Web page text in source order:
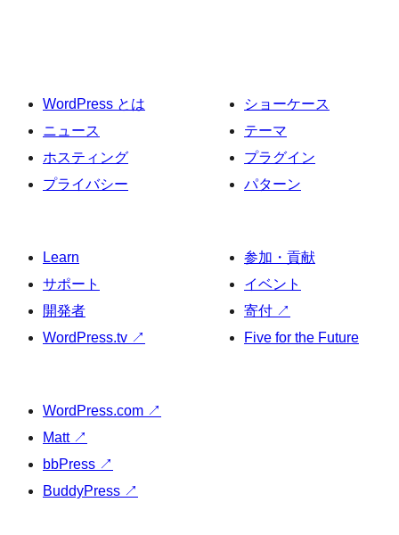
WordPress とは
ニュース
ホスティング
プライバシー
ショーケース
テーマ
プラグイン
パターン
Learn
サポート
開発者
WordPress.tv ↗
参加・貢献
イベント
寄付 ↗
Five for the Future
WordPress.com ↗
Matt ↗
bbPress ↗
BuddyPress ↗